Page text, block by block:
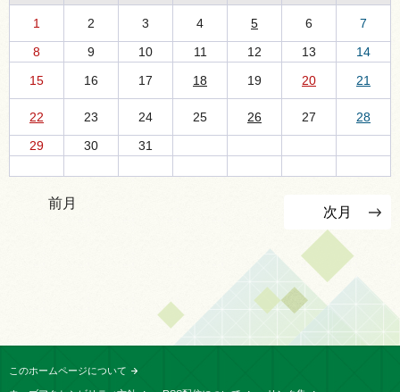
1 2 3 4 5 6
7
8
9 10 11 12 13
14
15
16 17 18 19 20 21
22 23 24 25 26 27
28
29
30 31
前月
次月
このホームページについて